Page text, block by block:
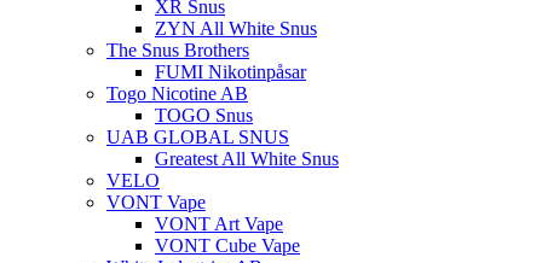
XR Snus
ZYN All White Snus
The Snus Brothers
FUMI Nikotinpåsar
Togo Nicotine AB
TOGO Snus
UAB GLOBAL SNUS
Greatest All White Snus
VELO
VONT Vape
VONT Art Vape
VONT Cube Vape